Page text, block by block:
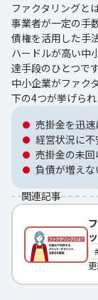
ファクタリングと
事業者が一定の手
債権を活用した手
ハードルが高い中
達手段のひとつです
中小企業がファク
下の4つが挙げられ
売掛金を迅
経営状況に
売掛金の未
負債が増えな
関連記事